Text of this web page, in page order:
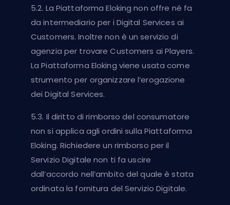
5.2. La Piattaforma Eloking non offre né fa
da intermediario per i Digital Services ai
Customers. Inoltre non è un servizio di
agenzia per trovare Customers ai Players.
La Piattaforma Eloking viene usata come
strumento per organizzare l’erogazione
dei Digital Services.
5.3. Il diritto di rimborso del consumatore
non si applica agli ordini sulla Piattaforma
Eloking. Richiedere un rimborso per il
Servizio Digitale non ti fa uscire
dall’accordo nell’ambito del quale è stata
ordinata la fornitura del Servizio Digitale.